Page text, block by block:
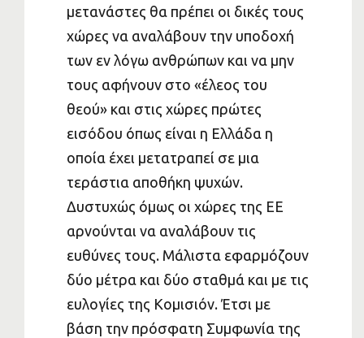
μετανάστες θα πρέπει οι δικές τους
χώρες να αναλάβουν την υποδοχή
των εν λόγω ανθρώπων και να μην
τους αφήνουν στο «έλεος του
θεού» και στις χώρες πρώτες
εισόδου όπως είναι η Ελλάδα η
οποία έχει μετατραπεί σε μια
τεράστια αποθήκη ψυχών.
Δυστυχώς όμως οι χώρες της ΕΕ
αρνούνται να αναλάβουν τις
ευθύνες τους. Μάλιστα εφαρμόζουν
δύο μέτρα και δύο σταθμά και με τις
ευλογίες της Κομισιόν. Έτσι με
βάση την πρόσφατη Συμφωνία της